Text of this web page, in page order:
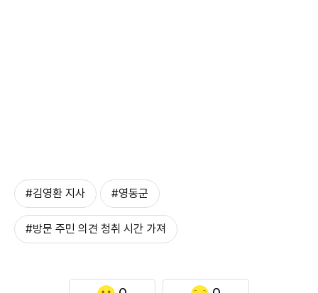
#김영환 지사 #영동군
#방문 주민 의견 청취 시간 가져